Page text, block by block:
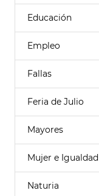
Educación
Empleo
Fallas
Feria de Julio
Mayores
Mujer e Igualdad
Naturia